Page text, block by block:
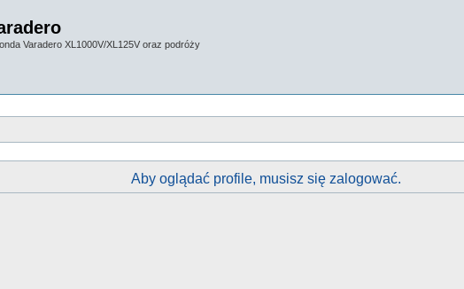
Varadero XL1000V/XL125V oraz podróży
Aby oglądać profile, musisz się zalogować.